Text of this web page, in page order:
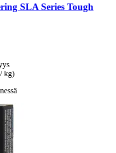
SLA Series Tough
kg)